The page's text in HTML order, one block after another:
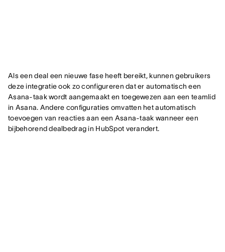
Als een deal een nieuwe fase heeft bereikt, kunnen gebruikers
deze integratie ook zo configureren dat er automatisch een
Asana-taak wordt aangemaakt en toegewezen aan een teamlid
in Asana. Andere configuraties omvatten het automatisch
toevoegen van reacties aan een Asana-taak wanneer een
bijbehorend dealbedrag in HubSpot verandert.